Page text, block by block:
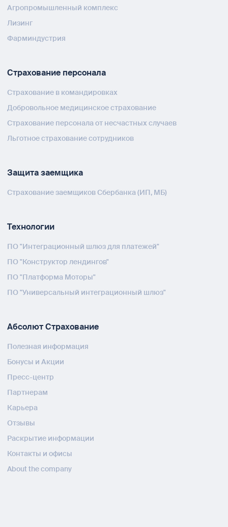
Агропромышленный комплекс
Лизинг
Фарминдустрия
Страхование персонала
Страхование в командировках
Добровольное медицинское страхование
Страхование персонала от несчастных случаев
Льготное страхование сотрудников
Защита заемщика
Страхование заемщиков Сбербанка (ИП, МБ)
Технологии
ПО "Интеграционный шлюз для платежей"
ПО "Конструктор лендингов"
ПО "Платформа Моторы"
ПО "Универсальный интеграционный шлюз"
Абсолют Страхование
Полезная информация
Бонусы и Акции
Пресс-центр
Партнерам
Карьера
Отзывы
Раскрытие информации
Контакты и офисы
About the company